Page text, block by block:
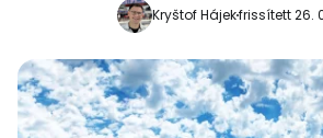
Kryštof Hájekfrissített 26.
Folytatás a